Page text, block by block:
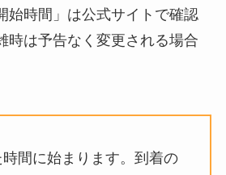
始時間」は公式サイトで確認
時は予告なく変更される場合
間に始まります。到着の